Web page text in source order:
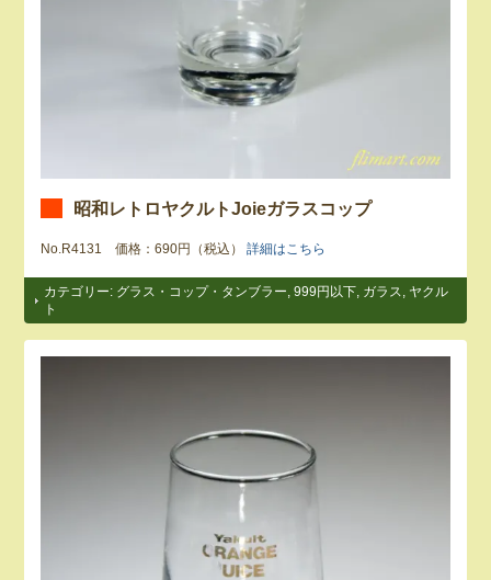
昭和レトロヤクルトJoieガラスコップ
No.R4131 価格：690円（税込）詳細はこちら
カテゴリー: グラス・コップ・タンブラー ,999円以下 ガラス
ヤクル
ト